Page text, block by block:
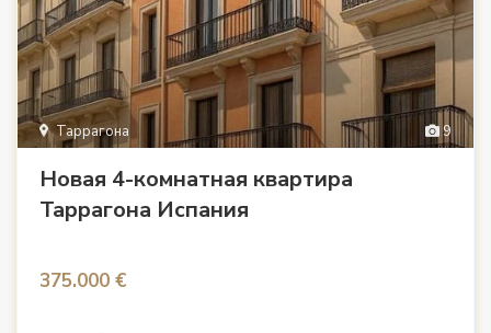
9
Таррагона
Новая 4-комнатная квартира
Таррагона Испания
375.000 €